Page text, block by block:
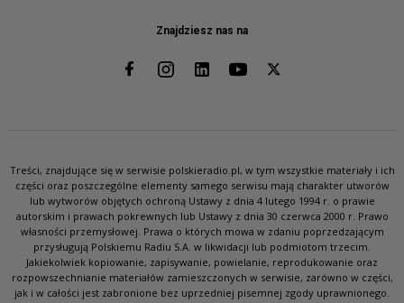
Znajdziesz nas na
Treści, znajdujące się w serwisie polskieradio.pl, w tym wszystkie materiały i ich
części oraz poszczególne elementy samego serwisu mają charakter utworów
lub wytworów objętych ochroną Ustawy z dnia 4 lutego 1994 r. o prawie
autorskim i prawach pokrewnych lub Ustawy z dnia 30 czerwca 2000 r. Prawo
własności przemysłowej. Prawa o których mowa w zdaniu poprzedzającym
przysługują Polskiemu Radiu S.A. w likwidacji lub podmiotom trzecim.
Jakiekolwiek kopiowanie, zapisywanie, powielanie, reprodukowanie oraz
rozpowszechnianie materiałów zamieszczonych w serwisie, zarówno w części,
jak i w całości jest zabronione bez uprzedniej pisemnej zgody uprawnionego.